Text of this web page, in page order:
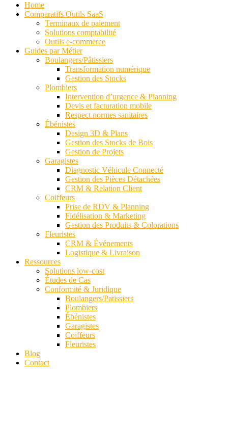
Home
Comparatifs Outils SaaS
Terminaux de paiement
Solutions comptabilité
Outils e-commerce
Guides par Métier
Boulangers/Pâtissiers
Transformation numérique
Gestion des Stocks
Plombiers
Intervention d’urgence & Planning
Devis et facturation mobile
Respect normes sanitaires
Ébénistes
Design 3D & Plans
Gestion des Stocks de Bois
Gestion de Projets
Garagistes
Diagnostic Véhicule Connecté
Gestion des Pièces Détachées
CRM & Relation Client
Coiffeurs
Prise de RDV & Planning
Fidélisation & Marketing
Gestion des Produits & Colorations
Fleuristes
CRM & Événements
Logistique & Livraison
Ressources
Solutions low-cost
Études de Cas
Conformité & Juridique
Boulangers/Patissiers
Plombiers
Ébénistes
Garagistes
Coiffeurs
Fleuristes
Blog
Contact